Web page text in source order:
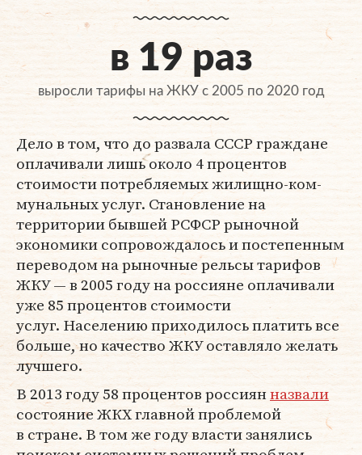
в 19 раз
выросли тарифы на ЖКУ с 2005 по 2020 год
Дело в том, что до развала СССР граждане
оплачивали лишь около 4 процентов
стоимости потребляемых жилищно-ком­
мунальных услуг. Становление на
территории бывшей РСФСР рыночной
экономики сопровождалось и постепенным
переводом на рыночные рельсы тарифов
ЖКУ — в 2005 году на россияне оплачивали
уже 85 процентов стоимости
услуг. Населению приходилось платить все
больше, но качество ЖКУ оставляло желать
лучшего.
В 2013 году 58 процентов россиянназвали
состояние ЖКХ главной проблемой
в стране. В том же году власти занялись